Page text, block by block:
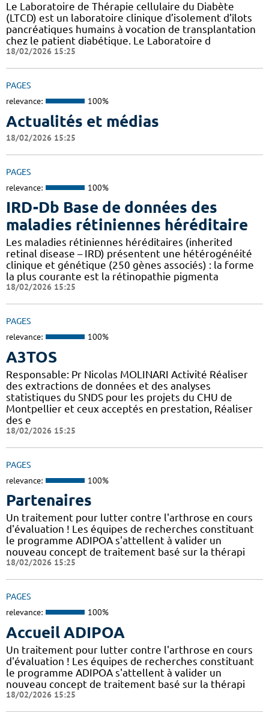
Le Laboratoire de Thérapie cellulaire du Diabète
(LTCD) est un laboratoire clinique d’isolement d’îlots
pancréatiques humains à vocation de transplantation
chez le patient diabétique. Le Laboratoire d
18/02/2026 15:25
PAGES
relevance: 100%
Actualités et médias
18/02/2026 15:25
PAGES
relevance: 100%
IRD-Db Base de données des
maladies rétiniennes héréditaire
Les maladies rétiniennes héréditaires (inherited
retinal disease – IRD) présentent une hétérogénéité
clinique et génétique (250 gènes associés) : la forme
la plus courante est la rétinopathie pigmenta
18/02/2026 15:25
PAGES
relevance: 100%
A3TOS
Responsable: Pr Nicolas MOLINARI Activité Réaliser
des extractions de données et des analyses
statistiques du SNDS pour les projets du CHU de
Montpellier et ceux acceptés en prestation, Réaliser
des e
18/02/2026 15:25
PAGES
relevance: 100%
Partenaires
Un traitement pour lutter contre l'arthrose en cours
d'évaluation ! Les équipes de recherches constituant
le programme ADIPOA s'attellent à valider un
nouveau concept de traitement basé sur la thérapi
18/02/2026 15:25
PAGES
relevance: 100%
Accueil ADIPOA
Un traitement pour lutter contre l'arthrose en cours
d'évaluation ! Les équipes de recherches constituant
le programme ADIPOA s'attellent à valider un
nouveau concept de traitement basé sur la thérapi
18/02/2026 15:25